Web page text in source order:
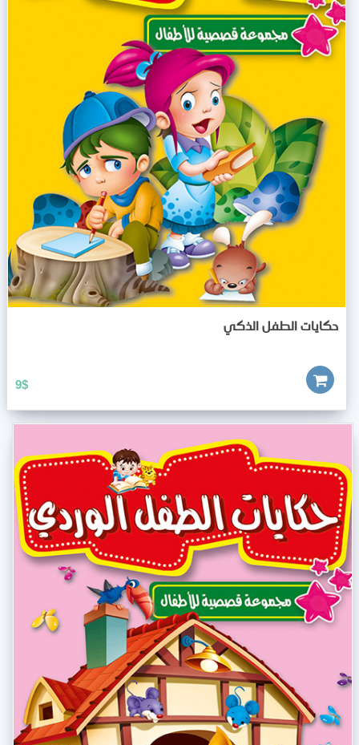
حكايات الطفل الذكي
9$